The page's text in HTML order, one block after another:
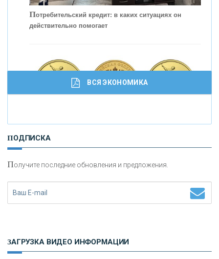
Потребительский кредит: в каких ситуациях он
действительно помогает
И
сохранения и увеличения капитала
ВСЯ ЭКОНОМИКА
ПОДПИСКА
Получите последние обновления и предложения.
ЗАГРУЗКА ВИДЕО ИНФОРМАЦИИ